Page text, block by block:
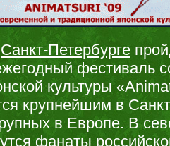
Санкт-Петербурге
фестиваль
культуры
крупнейшим в
в Европе. В
фанаты